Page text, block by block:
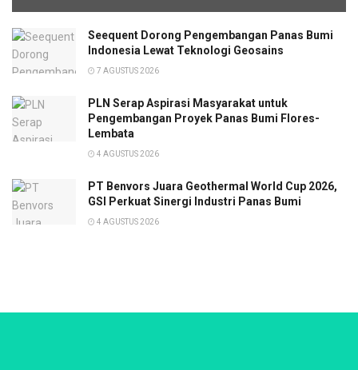
Seequent Dorong Pengembangan Panas Bumi
Indonesia Lewat Teknologi Geosains
7 AGUSTUS 2026
PLN Serap Aspirasi Masyarakat untuk
Pengembangan Proyek Panas Bumi Flores-
Lembata
4 AGUSTUS 2026
PT Benvors Juara Geothermal World Cup 2026,
GSI Perkuat Sinergi Industri Panas Bumi
4 AGUSTUS 2026